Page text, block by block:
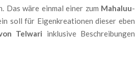
Das wäre einmal einer zum Mahaluu-
soll für Eigenkreationen dieser eben
Telwari inklusive Beschreibungen